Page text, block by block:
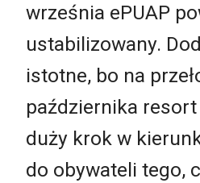
września ePUAP
ustabilizowany.
istotne, bo na
października
duży krok w
do obywateli tego,